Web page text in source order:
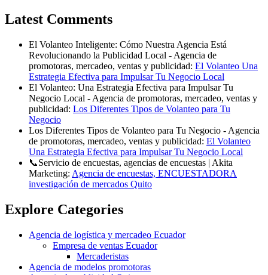
Latest Comments
El Volanteo Inteligente: Cómo Nuestra Agencia Está
Revolucionando la Publicidad Local - Agencia de
promotoras, mercadeo, ventas y publicidad: El Volanteo Una
Estrategia Efectiva para Impulsar Tu Negocio Local
El Volanteo: Una Estrategia Efectiva para Impulsar Tu
Negocio Local - Agencia de promotoras, mercadeo, ventas y
publicidad: Los Diferentes Tipos de Volanteo para Tu
Negocio
Los Diferentes Tipos de Volanteo para Tu Negocio - Agencia
de promotoras, mercadeo, ventas y publicidad: El Volanteo
Una Estrategia Efectiva para Impulsar Tu Negocio Local
📞Servicio de encuestas, agencias de encuestas | Akita
Marketing: Agencia de encuestas, ENCUESTADORA
investigación de mercados Quito
Explore Categories
Agencia de logística y mercadeo Ecuador
Empresa de ventas Ecuador
Mercaderistas
Agencia de modelos promotoras